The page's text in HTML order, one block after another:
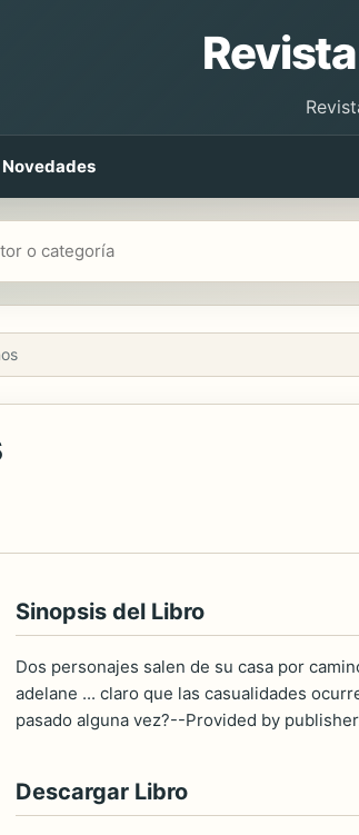
Novedades
Sinopsis del Libro
Dos personajes salen de su casa por
adelane ... claro que las casualidades
pasado alguna vez?--Provided by
Descargar Libro